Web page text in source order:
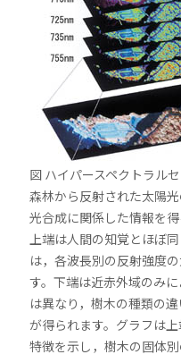
図 ハイパースペクトラル
森林から反射された太陽
光合成に関係した情報を
上端は人間の知覚とほぼ
は，各波長別の反射強度
す。下端は近赤外域のみ
は異なり，樹木の種類の
が得られます。グラフは
特徴を示し，樹木の固体